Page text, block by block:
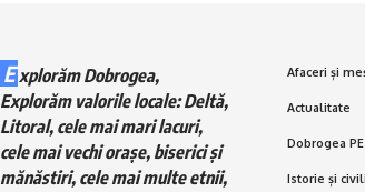
E xplorăm Dobrogea,
Explorăm valorile locale: Deltă,
Litoral, cele mai mari lacuri,
cele mai vechi orașe, biserici și
mănăstiri, cele mai multe etnii,
Afaceri și
Actualitate
Dobrogea PE
Istorie și